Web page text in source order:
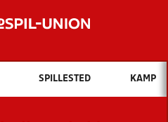
Hvad vil du søge efter?
INDHOLD OG NYHEDER
SPILLESTED KAMP